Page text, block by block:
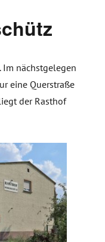
Im nächstgelegen
eine Querstraße
der Rasthof